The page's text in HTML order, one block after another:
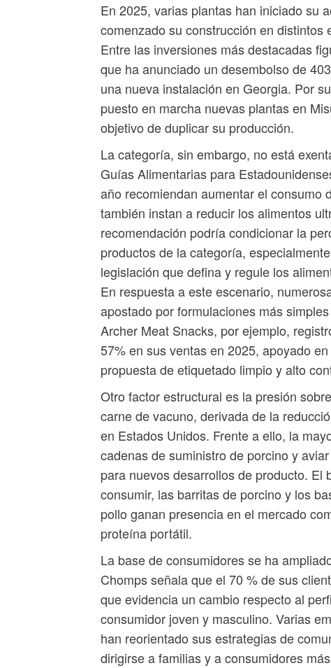
En 2025, varias plantas han iniciado su
comenzado su construcción en distintos
Entre las inversiones más destacadas
que ha anunciado un desembolso de
una nueva instalación en Georgia. Por
puesto en marcha nuevas plantas en
objetivo de duplicar su producción.
La categoría, sin embargo, no está
Guías Alimentarias para
año recomiendan aumentar el consumo
también instan a reducir los alimentos
recomendación podría condicionar la
productos de la categoría,
legislación que defina y regule los
En respuesta a este escenario,
apostado por formulaciones más
Archer Meat Snacks, por ejemplo,
57% en sus ventas en 2025, apoyado
propuesta de etiquetado limpio y alto
Otro factor estructural es la presión
carne de vacuno, derivada de la
en Estados Unidos. Frente a ello, la
cadenas de suministro de porcino y
para nuevos desarrollos de producto. El
consumir, las barritas de porcino y los
pollo ganan presencia en el mercado
proteína portátil.
La base de consumidores se ha
Chomps señala que el 70 % de sus
que evidencia un cambio respecto al
consumidor joven y masculino. Varias
han reorientado sus estrategias de
dirigirse a familias y a consumidores